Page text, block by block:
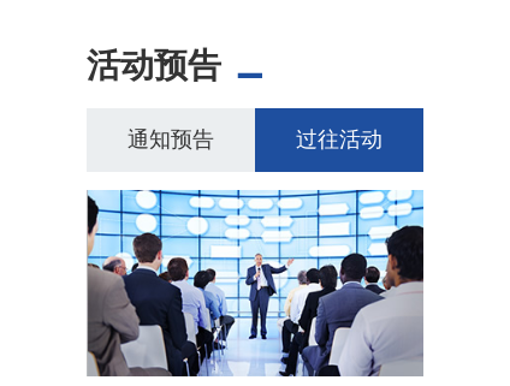
活动预告
通知预告 过往活动